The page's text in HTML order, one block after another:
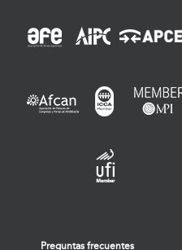
Preguntas frecuentes